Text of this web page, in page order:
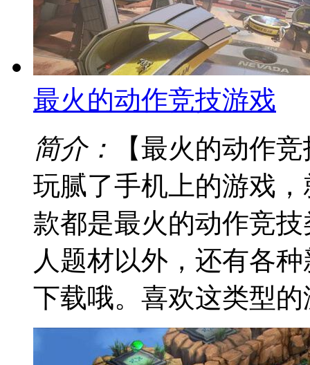
最火的动作竞技游戏
简介：
【最火的动作
玩腻了手机上的游戏
款都是最火的动作竞
人题材以外，还有各
下载哦。喜欢这类型